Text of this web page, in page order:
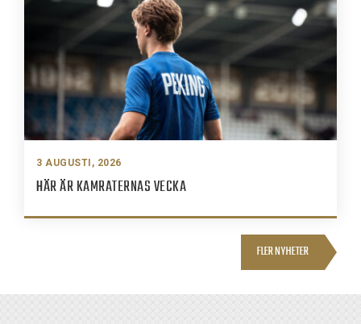
3 AUGUSTI, 2026
HÄR ÄR KAMRATERNAS VECKA
FLER NYHETER